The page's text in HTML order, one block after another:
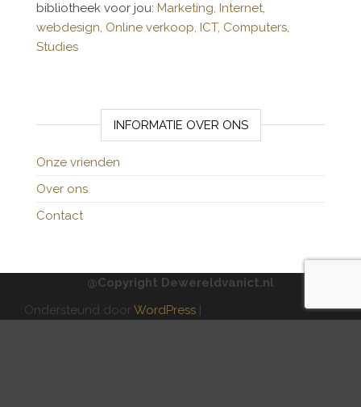
bibliotheek voor jou: Marketing, Internet,
webdesign, Online verkoop, ICT, Computers,
Studies
INFORMATIE OVER ONS
Onze vrienden
Over ons
Contact
@Copyright Dewereldvanict.nl
Ondersteund doorWordPress